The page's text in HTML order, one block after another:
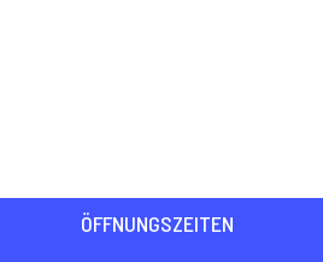
ÖFFNUNGSZEITEN